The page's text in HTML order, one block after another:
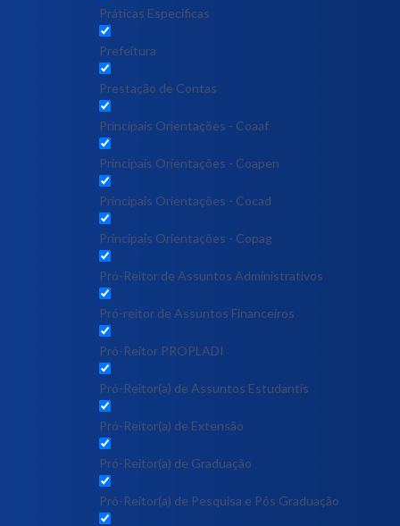
Práticas Específicas
Prefeitura
Prestação de Contas
Principais Orientações - Coaaf
Principais Orientações - Coapen
Principais Orientações - Cocad
Principais Orientações - Copag
Pró-Reitor de Assuntos Administrativos
Pró-reitor de Assuntos Financeiros
Pró-Reitor PROPLADI
Pró-Reitor(a) de Assuntos Estudantis
Pró-Reitor(a) de Extensão
Pró-Reitor(a) de Graduação
Pró-Reitor(a) de Pesquisa e Pós Graduação